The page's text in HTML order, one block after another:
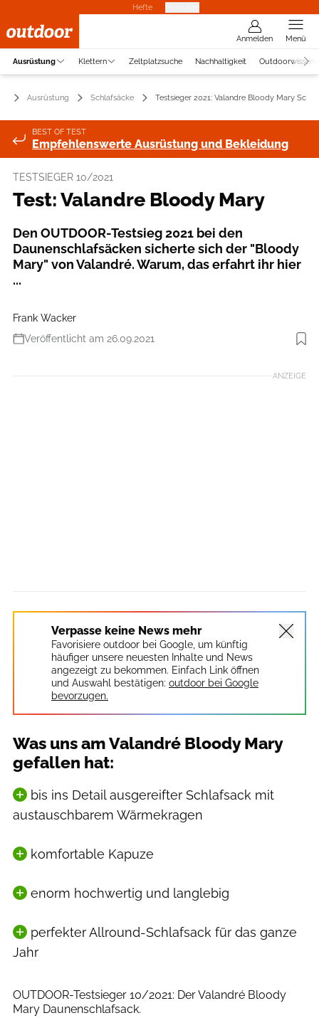
Hefte
Anmelden Menü
Ausrüstung Klettern Zeltplatzsuche Nachhaltigkeit Outdoorwissen
Ausrüstung Schlafsäcke Testsieger 2021: Valandre Bloody Mary
BEST OF TEST
Empfehlenswerte Ausrüstung und Bekleidung
TESTSIEGER 10/2021
Test: Valandre Bloody Mary
Den OUTDOOR-Testsieg 2021 bei den
Daunenschlafsäcken sicherte sich der "Bloody
Mary" von Valandré. Warum, das erfahrt ihr hier
...
Frank Wacker
Veröffentlicht am 26.09.2021
Foto: Valandré
ANZEIGE
Verpasse keine News mehr
Favorisiere outdoor bei Google, um künftig
häufiger unsere neuesten Inhalte und News
angezeigt zu bekommen. Einfach Link öffnen
und Auswahl bestätigen: outdoor bei Google
bevorzugen.
Was uns am Valandré Bloody Mary
gefallen hat:
bis ins Detail ausgereifter Schlafsack mit
austauschbarem Wärmekragen
komfortable Kapuze
enorm hochwertig und langlebig
perfekter Allround-Schlafsack für das ganze
Jahr
OUTDOOR-Testsieger 10/2021: Der Valandré Bloody
Mary Daunenschlafsack.